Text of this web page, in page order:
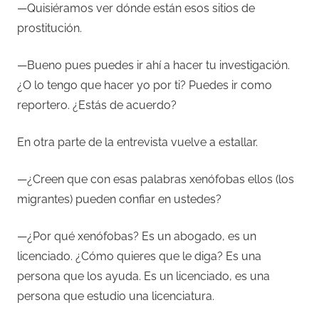
—Quisiéramos ver dónde están esos sitios de
prostitución.
—Bueno pues puedes ir ahí a hacer tu investigación.
¿O lo tengo que hacer yo por ti? Puedes ir como
reportero. ¿Estás de acuerdo?
En otra parte de la entrevista vuelve a estallar.
—¿Creen que con esas palabras xenófobas ellos (los
migrantes) pueden confiar en ustedes?
—¿Por qué xenófobas? Es un abogado, es un
licenciado. ¿Cómo quieres que le diga? Es una
persona que los ayuda. Es un licenciado, es una
persona que estudio una licenciatura.